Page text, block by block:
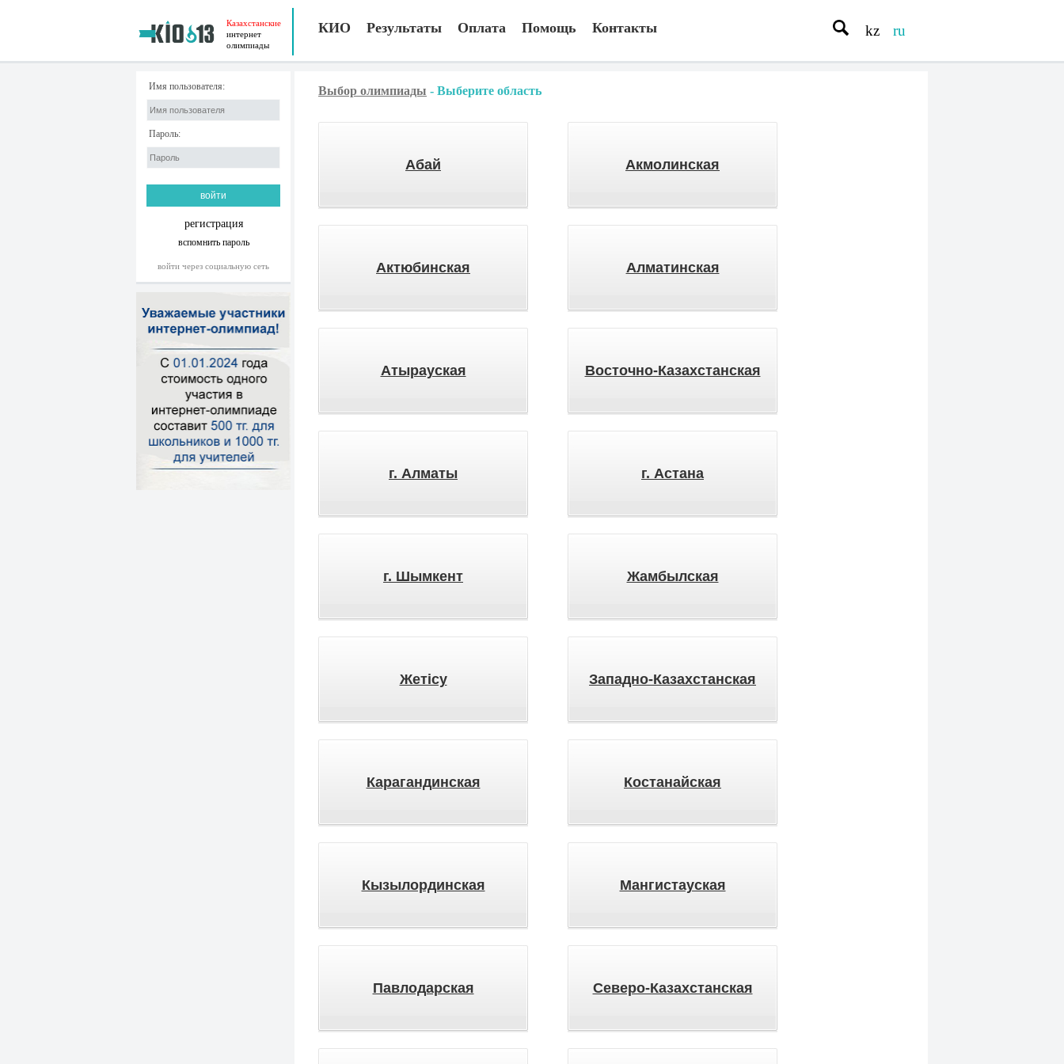
Казахстанские
интернет
олимпиады
КИО Результаты Оплата Помощь Контакты kz ru
Имя пользователя:
Пароль:
регистрация
вспомнить пароль
войти через социальную сеть
Выбор олимпиады - Выберите область
Абай Акмолинская
Актюбинская Алматинская
Атырауская Восточно-Казахстанская
г. Алматы г. Астана
г. Шымкент Жамбылская
Жетісу Западно-Казахстанская
Карагандинская Костанайская
Кызылординская Мангистауская
Павлодарская Северо-Казахстанская